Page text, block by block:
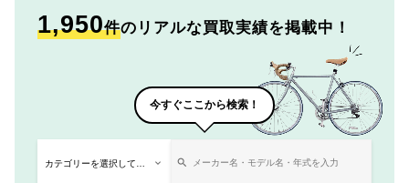
1,950件のリアルな買取実績を掲載中！
今すぐここから検索！